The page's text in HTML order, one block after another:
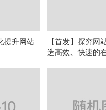
提升网站
【首发】探究网
造高效、快速的